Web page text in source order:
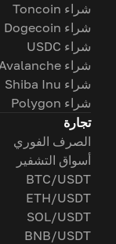
شراء Toncoin
شراء Dogecoin
شراء USDC
شراء Avalanche
شراء Shiba Inu
شراء Polygon
تجارة
الصرف الفوري
أسواق التشفير
BTC/USDT
ETH/USDT
SOL/USDT
BNB/USDT